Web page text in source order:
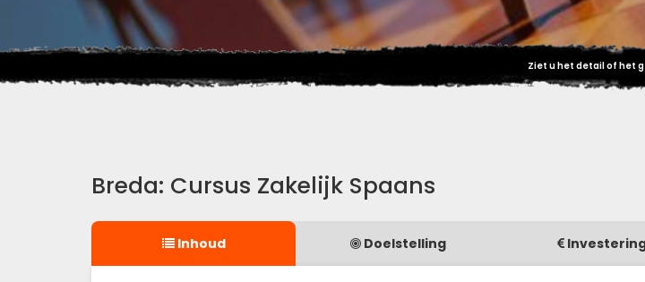
Ziet u het detail of het
Breda: Cursus Zakelijk Spaans
Inhoud Doelstelling